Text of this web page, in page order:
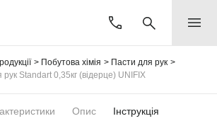
Побутова хімія
Пасти для рук
Standart 0,35кг (відерце) UNIFIX
Опис Інструкція